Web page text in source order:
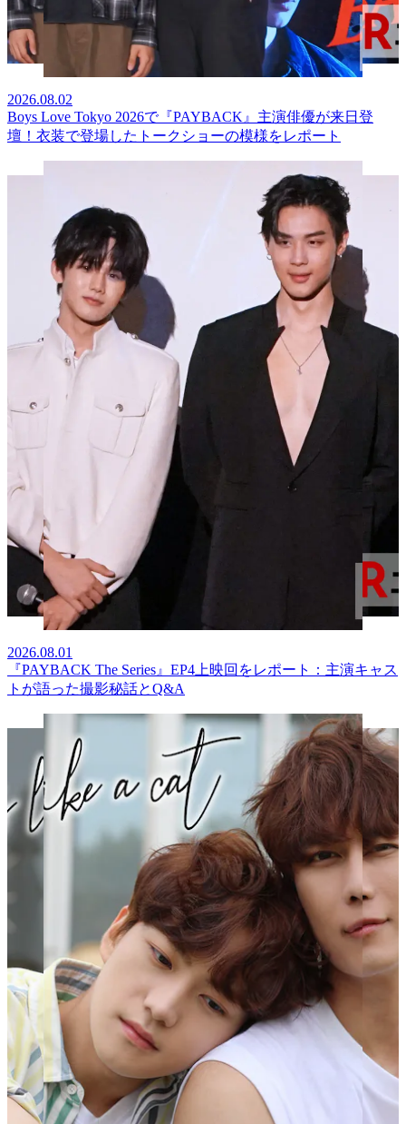
2026.08.02
Boys Love Tokyo 2026で『PAYBACK』主演俳優が来日登
壇！衣装で登場したトークショーの模様をレポート
2026.08.01
『PAYBACK The Series』EP4上映回をレポート：主演キャス
トが語った撮影秘話とQ&A